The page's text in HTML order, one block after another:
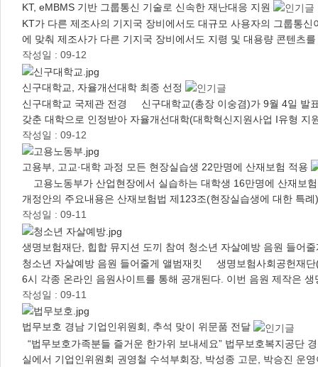
KT, eMBMS 기반 그룹통신 기술로 신속한 재난대응 지원
KT가 다른 제조사의 기지국 장비에서도 대규모 사용자의 그룹통
에 맞춰 제조사가 다른 기지국 장비에서도 지령 및 대용량 콘텐츠
작성일 : 09-12
신구대학교, 자율개선대학 최종 선정
신구대학교 국제관 전경 신구대학교(총장 이숭겸)가 9월 4일 발
갖춘 대학으로 인정받아 자율개선대학(대학혁신지원사업 I유형
작성일 : 09-12
고용부, 고교·대학 과정 모든 현장실습생 22만명에 산재보험 적용
고용노동부가 산업현장에서 실습하는 대학생 16만명에 산재보
개정안의 주요내용은 산재보험법 제123조(현장실습생에 대한 특
작성일 : 09-11
생명보험재단, 힙합 뮤지션 도끼 참여 청소년 자살예방 음원 들어
청소년 자살예방 음원 들어줄게 앨범재킷 생명보험사회공헌재단(
6시 각종 온라인 음원사이트를 통해 공개된다. 이번 음원 제작은
작성일 : 09-11
법무보호 경남 기업인위원회, 추석 맞이 위문품 전달
“법무보호가족분들 즐거운 한가위 보내세요” 법무보호복지공단
실에서 기업인위원회 권영철 수석부회장, 박성종 고문, 박승진 운